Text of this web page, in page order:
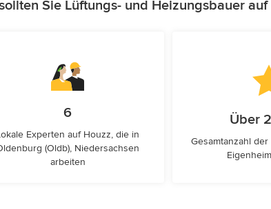
Sie Lüftungs- und Heizungsbauer
6
Experten auf Houzz, die in
(Oldb), Niedersachsen
arbeiten
Über
Gesamtanzahl